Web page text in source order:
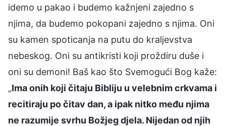
idemo u pakao i budemo kažnjeni zajedno s
njima, da budemo pokopani zajedno s njima. Oni
su kamen spoticanja na putu do kraljevstva
nebeskog. Oni su antikristi koji proždiru duše i
oni su demoni! Baš kao što Svemogući Bog kaže:
„Ima onih koji čitaju Bibliju u velebnim crkvama i
recitiraju po čitav dan, a ipak nitko među njima
ne razumije svrhu Božjeg djela. Nijedan od njih